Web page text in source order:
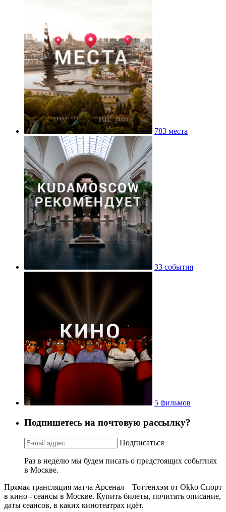
783 места
33 события
5 фильмов
Подпишетесь на почтовую рассылку?
Подписаться
Раз в неделю мы будем писать о предстоящих событиях
в Москве.
Прямая трансляция матча Арсенал – Тоттенхэм от Okko Спорт
в кино - сеансы в Москве. Купить билеты, почитать описание,
даты сеансов, в каких кинотеатрах идёт.